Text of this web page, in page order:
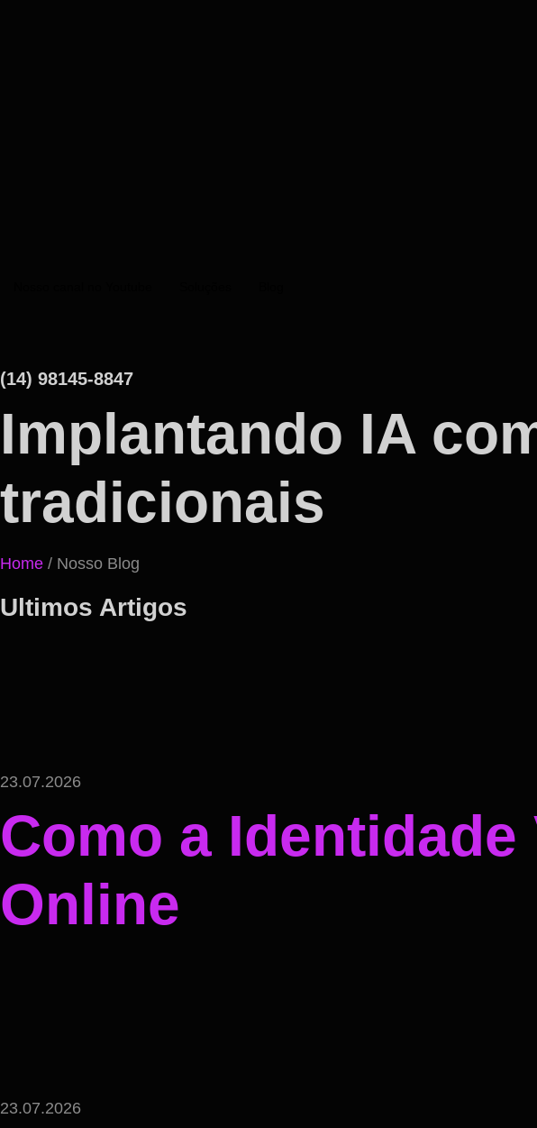
(14) 98145-8847
Implantando IA
tradicionais
Home / Nosso Blog
Ultimos Artigos
23.07.2026
Como a
Online
23.07.2026